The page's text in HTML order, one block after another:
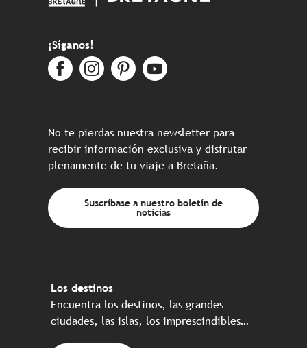
¡Síganos!
No te pierdas nuestra newsletter para
recibir información exclusiva y disfrutar
plenamente de tu viaje a Bretaña.
Suscríbase a nuestro boletín de
noticias
Los destinos
Encuentra los destinos, las grandes
ciudades, las islas, los imprescindibles…